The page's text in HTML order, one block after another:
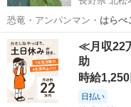
恐竜・アンパンマン・ はらぺ
半袖…
長野 松本市 北松本
≪月収22
助
時給1,250
日払い